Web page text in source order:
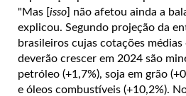
"Mas [isso] não afetou ainda a
explicou. Segundo projeção da
brasileiros cujas cotações
deverão crescer em 2024 são
petróleo (+1,7%), soja em grão
e óleos combustíveis (+10,2%).